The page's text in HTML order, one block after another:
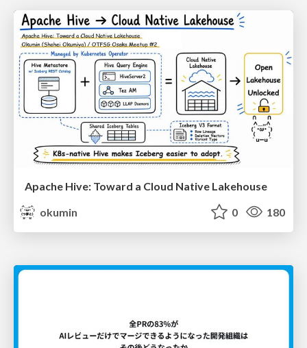
Apache Hive: Toward a Cloud Native Lakehouse
okumin
0 180